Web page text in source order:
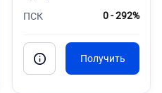
ПСК 0 - 292%